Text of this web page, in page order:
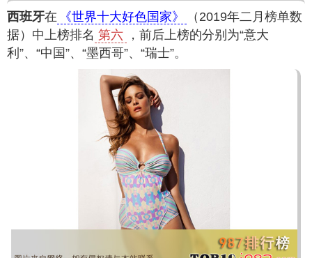
西班牙在 《世界十大好色国家》
（2019年二月榜单数
据）中上榜排名 第六
，前后上榜的分别为“意大
利”、“中国”、“墨西哥”、“瑞士”。